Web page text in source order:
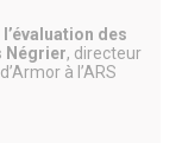
des
Négrier, directeur
à l’ARS